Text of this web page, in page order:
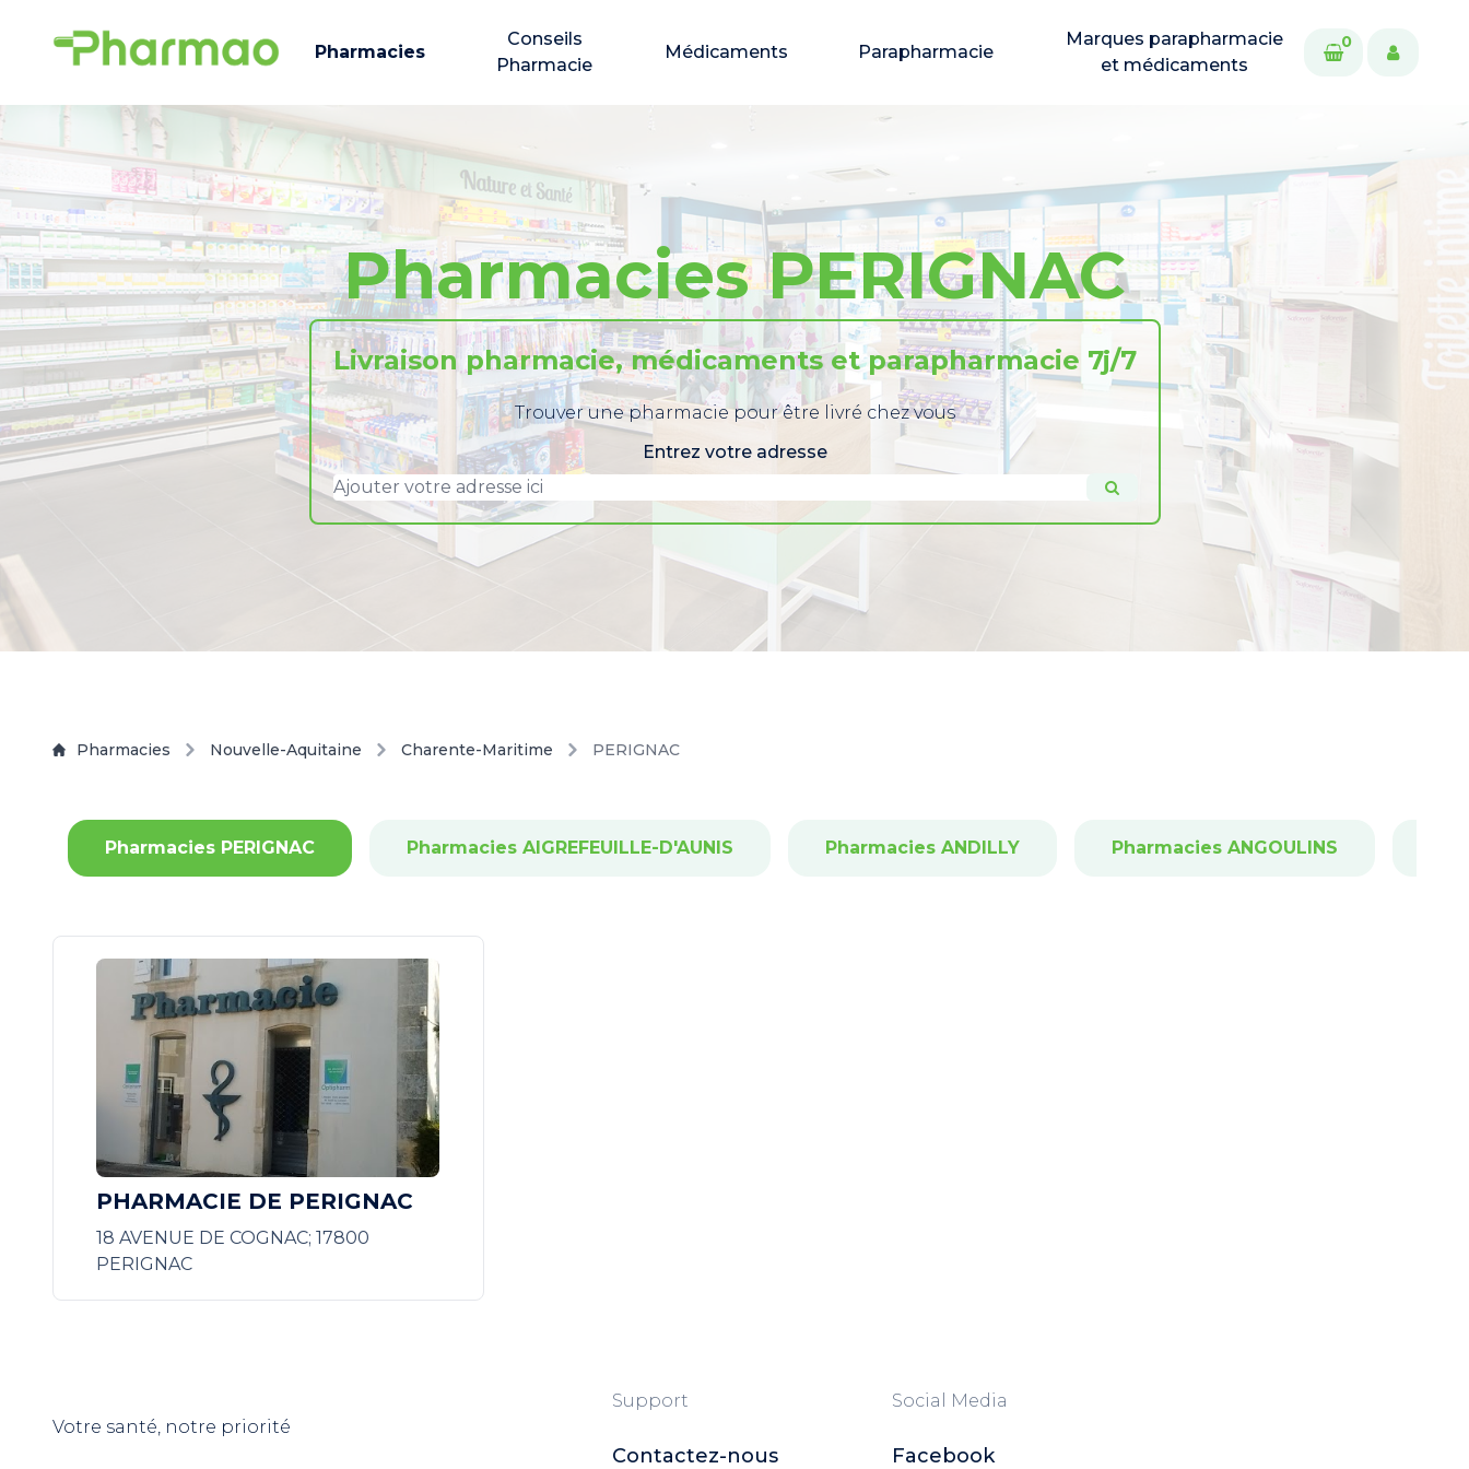
Pharmacies
Conseils
Pharmacie
Médicaments Parapharmacie
Marques parapharmacie
et médicaments
0
Pharmacies PERIGNAC
Livraison pharmacie, médicaments et parapharmacie 7j/7
Trouver une pharmacie pour être livré chez vous
Entrez votre adresse
Pharmacies Nouvelle-Aquitaine Charente-Maritime PERIGNAC
Pharmacies PERIGNAC Pharmacies AIGREFEUILLE-D'AUNIS Pharmacies ANDILLY Pharmacies ANGOULINS
PHARMACIE DE PERIGNAC
18 AVENUE DE COGNAC; 17800
PERIGNAC
Votre santé, notre priorité
Support
Contactez-nous
Social Media
Facebook